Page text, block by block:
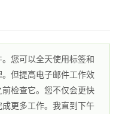
您可以全天使用标签和
但提高电子邮件工作效
检查它。您不仅会更快
更多工作。我直到下午